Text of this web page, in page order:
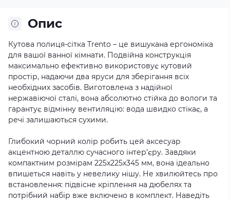
Опис
Кутова полиця-сітка Trento – це вишукана ергономіка
для вашої ванної кімнати. Подвійна конструкція
максимально ефективно використовує кутовий
простір, надаючи два яруси для зберігання всіх
необхідних засобів. Виготовлена з надійної
нержавіючої сталі, вона абсолютно стійка до вологи та
гарантує відмінну вентиляцію: вода швидко стікає, а
речі залишаються сухими.
Глибокий чорний колір робить цей аксесуар
акцентною деталлю сучасного інтер’єру. Завдяки
компактним розмірам 225х225х345 мм, вона ідеально
впишеться навіть у невелику нішу. Не хвилюйтесь про
встановлення: підвісне кріплення на дюбелях та
потрібний набір вже включено в комплект. Наведіть